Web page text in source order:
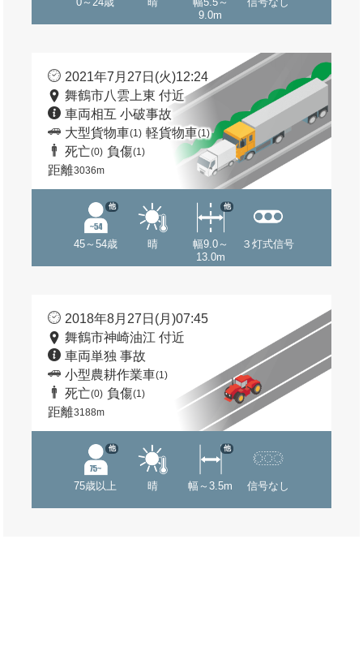
9.0m
2021年7月27日(火)12:24
舞鶴市八雲上東 付近
車両相互 小破事故
大型貨物車(1) 軽貨物車(1)
死亡(0) 負傷(1)
距離3036m
45～54歳
他
晴
幅9.0～
13.0m
他
３灯式信号
2018年8月27日(月)07:45
舞鶴市神崎油江 付近
車両単独 事故
小型農耕作業車(1)
死亡(0) 負傷(1)
距離3188m
75歳以上
他
晴 幅～3.5m
他
信号なし